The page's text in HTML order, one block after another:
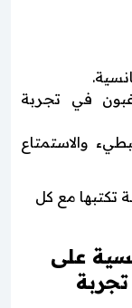
في تجربة
والاستمتاع
تكتبها مع كل
على